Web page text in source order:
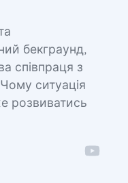
бекграунд,
співпраця з
ситуація
розвиватись